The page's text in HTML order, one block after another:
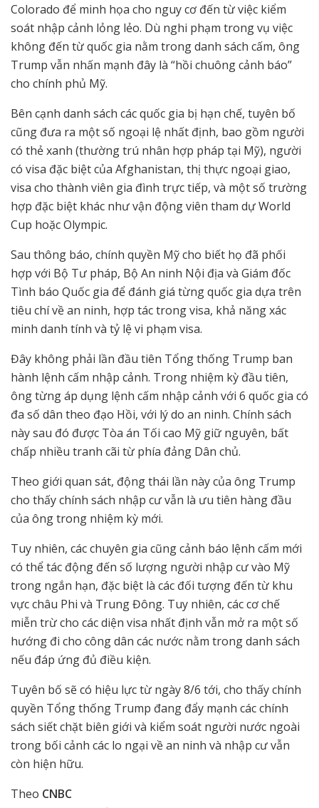
Colorado để minh họa cho nguy cơ đến từ việc kiểm
soát nhập cảnh lỏng lẻo. Dù nghi phạm trong vụ việc
không đến từ quốc gia nằm trong danh sách cấm, ông
Trump vẫn nhấn mạnh đây là “hồi chuông cảnh báo”
cho chính phủ Mỹ.
Bên cạnh danh sách các quốc gia bị hạn chế, tuyên bố
cũng đưa ra một số ngoại lệ nhất định, bao gồm người
có thẻ xanh (thường trú nhân hợp pháp tại Mỹ), người
có visa đặc biệt của Afghanistan, thị thực ngoại giao,
visa cho thành viên gia đình trực tiếp, và một số trường
hợp đặc biệt khác như vận động viên tham dự World
Cup hoặc Olympic.
Sau thông báo, chính quyền Mỹ cho biết họ đã phối
hợp với Bộ Tư pháp, Bộ An ninh Nội địa và Giám đốc
Tình báo Quốc gia để đánh giá từng quốc gia dựa trên
tiêu chí về an ninh, hợp tác trong visa, khả năng xác
minh danh tính và tỷ lệ vi phạm visa.
Đây không phải lần đầu tiên Tổng thống Trump ban
hành lệnh cấm nhập cảnh. Trong nhiệm kỳ đầu tiên,
ông từng áp dụng lệnh cấm nhập cảnh với 6 quốc gia có
đa số dân theo đạo Hồi, với lý do an ninh. Chính sách
này sau đó được Tòa án Tối cao Mỹ giữ nguyên, bất
chấp nhiều tranh cãi từ phía đảng Dân chủ.
Theo giới quan sát, động thái lần này của ông Trump
cho thấy chính sách nhập cư vẫn là ưu tiên hàng đầu
của ông trong nhiệm kỳ mới.
Tuy nhiên, các chuyên gia cũng cảnh báo lệnh cấm mới
có thể tác động đến số lượng người nhập cư vào Mỹ
trong ngắn hạn, đặc biệt là các đối tượng đến từ khu
vực châu Phi và Trung Đông. Tuy nhiên, các cơ chế
miễn trừ cho các diện visa nhất định vẫn mở ra một số
hướng đi cho công dân các nước nằm trong danh sách
nếu đáp ứng đủ điều kiện.
Tuyên bố sẽ có hiệu lực từ ngày 8/6 tới, cho thấy chính
quyền Tổng thống Trump đang đẩy mạnh các chính
sách siết chặt biên giới và kiểm soát người nước ngoài
trong bối cảnh các lo ngại về an ninh và nhập cư vẫn
còn hiện hữu.
Theo CNBC